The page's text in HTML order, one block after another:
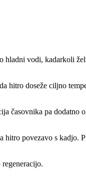
hladni vodi, kadarkoli
hitro doseže ciljno
časovnika pa dodatno
povezavo s kadjo.